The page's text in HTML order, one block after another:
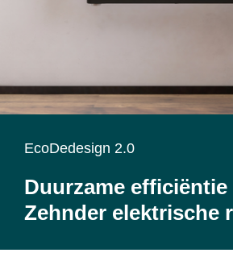
EcoDedesign 2.0
Duurzame
Zehnder elektrische